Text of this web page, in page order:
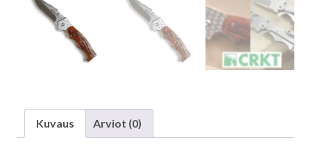
Kuvaus Arviot (0)